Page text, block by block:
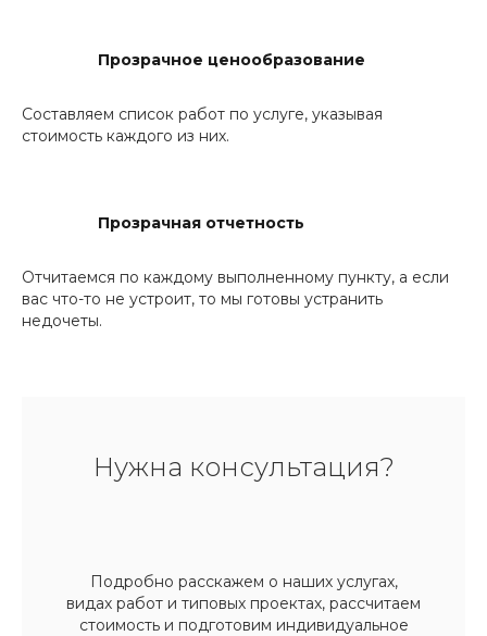
Прозрачное ценообразование
Составляем список работ по услуге, указывая
стоимость каждого из них.
Прозрачная отчетность
Отчитаемся по каждому выполненному пункту, а если
вас что-то не устроит, то мы готовы устранить
недочеты.
Нужна консультация?
Подробно расскажем о наших услугах,
видах работ и типовых проектах, рассчитаем
стоимость и подготовим индивидуальное